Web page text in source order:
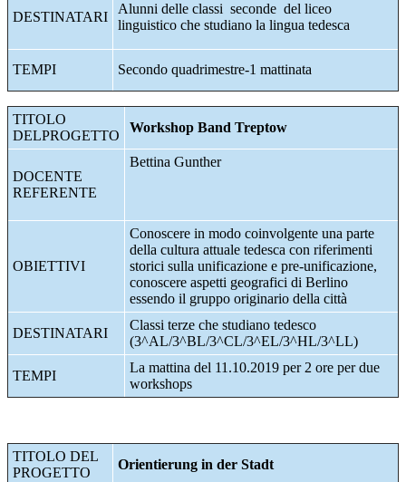
DESTINATARI
Alunni delle classi seconde del liceo
linguistico che studiano la lingua tedesca
TEMPI Secondo quadrimestre-1 mattinata
TITOLO
DELPROGETTO
Workshop Band Treptow
DOCENTE
REFERENTE
Bettina Gunther
OBIETTIVI
Conoscere in modo coinvolgente una parte
della cultura attuale tedesca con riferimenti
storici sulla unificazione e pre-unificazione,
conoscere aspetti geografici di Berlino
essendo il gruppo originario della città
DESTINATARI
Classi terze che studiano tedesco
(3^AL/3^BL/3^CL/3^EL/3^HL/3^LL)
TEMPI
La mattina del 11.10.2019 per 2 ore per due
workshops
TITOLO DEL
PROGETTO
Orientierung in der Stadt